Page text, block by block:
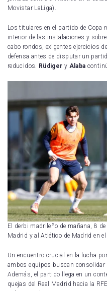
Movistar LaLiga).
Los titulares en el partido de Copa
interior de las instalaciones y
cabo rondos, exigentes ejercicios
defensa antes de disputar un
reducidos. Rüdiger y Alaba
El derbi madrileño de mañana, 8
Madrid y al Atlético de Madrid en
Un encuentro crucial en la lucha
ambos equipos buscan
Además, el partido llega en un
quejas del Real Madrid hacia la